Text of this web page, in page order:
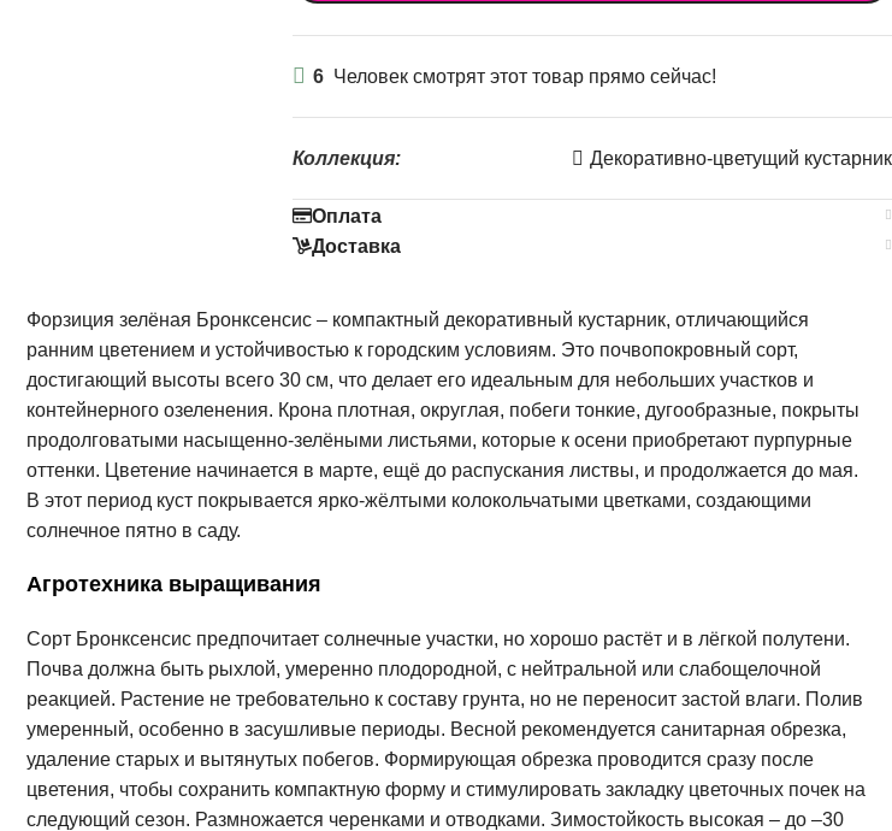
6 Человек смотрят этот товар прямо сейчас!
Коллекция: Декоративно-цветущий кустарник
Оплата
Доставка
Форзиция зелёная Бронксенсис – компактный декоративный кустарник, отличающийся
ранним цветением и устойчивостью к городским условиям. Это почвопокровный сорт,
достигающий высоты всего 30 см, что делает его идеальным для небольших участков и
контейнерного озеленения. Крона плотная, округлая, побеги тонкие, дугообразные, покрыты
продолговатыми насыщенно-зелёными листьями, которые к осени приобретают пурпурные
оттенки. Цветение начинается в марте, ещё до распускания листвы, и продолжается до мая.
В этот период куст покрывается ярко-жёлтыми колокольчатыми цветками, создающими
солнечное пятно в саду.
Агротехника выращивания
Сорт Бронксенсис предпочитает солнечные участки, но хорошо растёт и в лёгкой полутени.
Почва должна быть рыхлой, умеренно плодородной, с нейтральной или слабощелочной
реакцией. Растение не требовательно к составу грунта, но не переносит застой влаги. Полив
умеренный, особенно в засушливые периоды. Весной рекомендуется санитарная обрезка,
удаление старых и вытянутых побегов. Формирующая обрезка проводится сразу после
цветения, чтобы сохранить компактную форму и стимулировать закладку цветочных почек на
следующий сезон. Размножается черенками и отводками. Зимостойкость высокая – до –30